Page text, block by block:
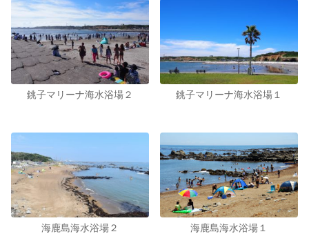
銚子マリーナ海水浴場２ 銚子マリーナ海水浴場１
海鹿島海水浴場２ 海鹿島海水浴場１